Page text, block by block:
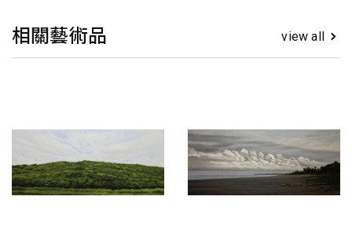
相關藝術品 view all